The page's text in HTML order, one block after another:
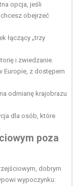
opcja, jeśli
obejrzeć
łączący „trzy
i zwiedzanie.
Europie, z dostępem
odmianę krajobrazu
dla osób, które
poza
dobrym
wypoczynku: